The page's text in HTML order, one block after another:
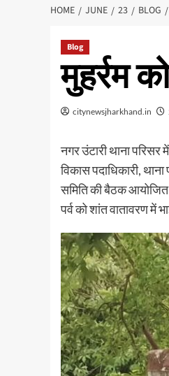
HOME JUNE 23 BLOG
Blog
मुहर्रम
citynewsjharkhand.in
नगर उंटारी थाना
विकास पदाधिकारी,
समिति की बैठक आयोजित
पर्व को शांत वातावरण में